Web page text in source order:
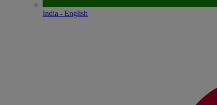
India - English